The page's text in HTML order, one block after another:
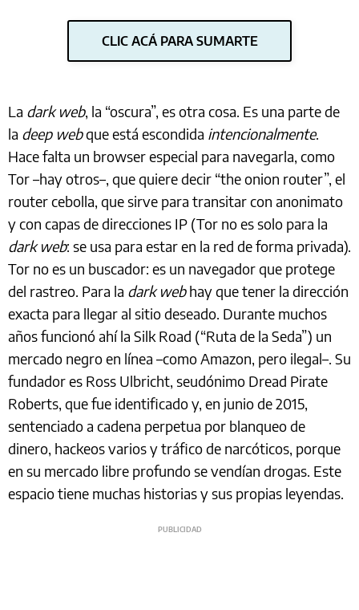
CLIC ACÁ PARA SUMARTE
La dark web, la “oscura”, es otra cosa. Es una parte de
la deep webque está escondida intencionalmente.
Hace falta un browser especial para navegarla, como
Tor –hay otros–, que quiere decir “the onion router”, el
router cebolla, que sirve para transitar con anonimato
y con capas de direcciones IP (Tor no es solo para la
dark web: se usa para estar en la red de forma privada).
Tor no es un buscador: es un navegador que protege
del rastreo. Para la dark webhay que tener la dirección
exacta para llegar al sitio deseado. Durante muchos
años funcionó ahí la Silk Road (“Ruta de la Seda”) un
mercado negro en línea –como Amazon, pero ilegal–. Su
fundador es Ross Ulbricht, seudónimo Dread Pirate
Roberts, que fue identificado y, en junio de 2015,
sentenciado a cadena perpetua por blanqueo de
dinero, hackeos varios y tráfico de narcóticos, porque
en su mercado libre profundo se vendían drogas. Este
espacio tiene muchas historias y sus propias leyendas.